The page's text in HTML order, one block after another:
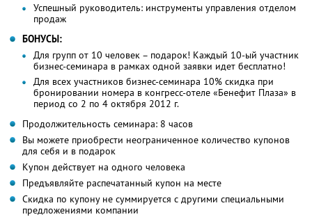
Успешный руководитель: инструменты управления отделом
продаж
БОНУСЫ:
Для групп от 10 человек – подарок! Каждый 10-ый участник
бизнес-семинара в рамках одной заявки идет бесплатно!
Для всех участников бизнес-семинара 10% скидка при
бронировании номера в конгресс-отеле «Бенефит Плаза» в
период со 2 по 4 октября 2012 г.
Продолжительность семинара: 8 часов
Вы можете приобрести неограниченное количество купонов
для себя и в подарок
Купон действует на одного человека
Предъявляйте распечатанный купон на месте
Скидка по купону не суммируется с другими специальными
предложениями компании